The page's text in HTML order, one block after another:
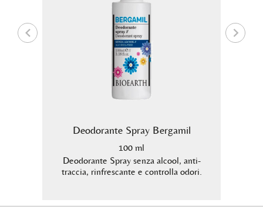
Deodorante Spray Bergamil
100 ml
Deodorante Spray senza alcool, anti-
traccia, rinfrescante e controlla odori.